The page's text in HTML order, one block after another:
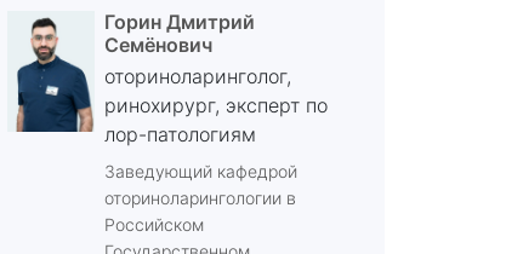
Горин Дмитрий
Семёнович
оториноларинголог,
ринохирург, эксперт по
лор-патологиям
Заведующий кафедрой
оториноларингологии в
Российском